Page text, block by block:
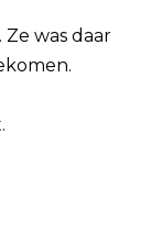
was daar